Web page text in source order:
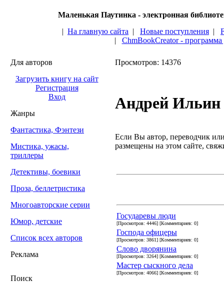
Маленькая Паутинка - электронная
| На главную сайта | Новые поступления |
| ChmBookCreator -
Для авторов
Загрузить книгу на сайт
Регистрация
Вход
Жанры
Фантастика, Фэнтези
Мистика, ужасы,
триллеры
Детективы, боевики
Проза, беллетристика
Многоавторские серии
Юмор, детские
Список всех авторов
Реклама
Поиск
Просмотров: 14376
Андрей Ильин
Если Вы автор, переводчик
размещены на этом сайте,
Государевы люди
[Просмотров: 4446] [Комментариев: 0]
Господа офицеры
[Просмотров: 3861] [Комментариев: 0]
Слово дворянина
[Просмотров: 3264] [Комментариев: 0]
Мастер сыскного дела
[Просмотров: 4066] [Комментариев: 0]